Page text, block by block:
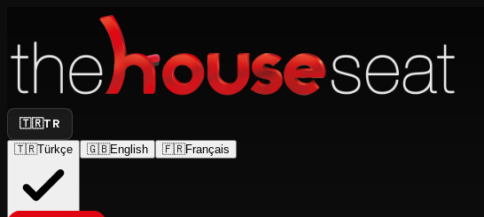
🇹🇷TR
🇹🇷Türkçe 🇬🇧English 🇫🇷Français